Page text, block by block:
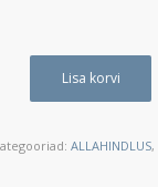
Lisa korvi
ALLAHINDLUS,